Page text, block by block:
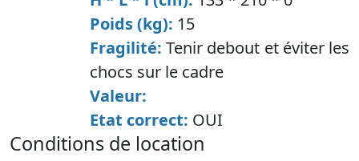
Poids (kg): 15
Fragilité:Tenir debout et éviter les
chocs sur le cadre
Valeur:
Etat correct: OUI
conditions de location